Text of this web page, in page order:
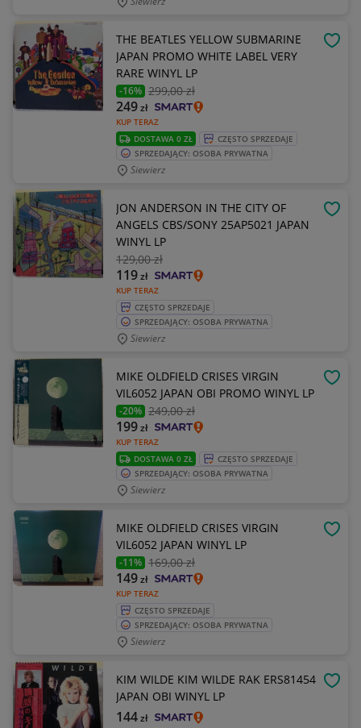
THE BEATLES YELLOW SUBMARINE
JAPAN PROMO WHITE LABEL VERY
RARE WINYL LP
-16% 299,00 zł
KUP TERAZ
249zł
DOSTAWA 0 ZŁ
CZĘSTO SPRZEDAJE
SPRZEDAJĄCY: OSOBA PRYWATNA
Siewierz
JON ANDERSON IN THE CITY OF
ANGELS CBS/SONY 25AP5021 JAPAN
WINYL LP
129,00 zł
KUP TERAZ
119zł
CZĘSTO SPRZEDAJE
SPRZEDAJĄCY: OSOBA PRYWATNA
Siewierz
MIKE OLDFIELD CRISES VIRGIN
VIL6052 JAPAN OBI PROMO WINYL LP
-20% 249,00 zł
KUP TERAZ
199zł
DOSTAWA 0 ZŁ
CZĘSTO SPRZEDAJE
SPRZEDAJĄCY: OSOBA PRYWATNA
Siewierz
MIKE OLDFIELD CRISES VIRGIN
VIL6052 JAPAN WINYL LP
-11% 169,00 zł
KUP TERAZ
149zł
CZĘSTO SPRZEDAJE
SPRZEDAJĄCY: OSOBA PRYWATNA
Siewierz
KIM WILDE KIM WILDE RAK ERS81454
JAPAN OBI WINYL LP
144zł